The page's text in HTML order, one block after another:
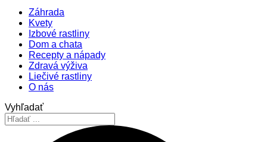
Záhrada
Kvety
Izbové rastliny
Dom a chata
Recepty a nápady
Zdravá výživa
Liečivé rastliny
O nás
Vyhľadať